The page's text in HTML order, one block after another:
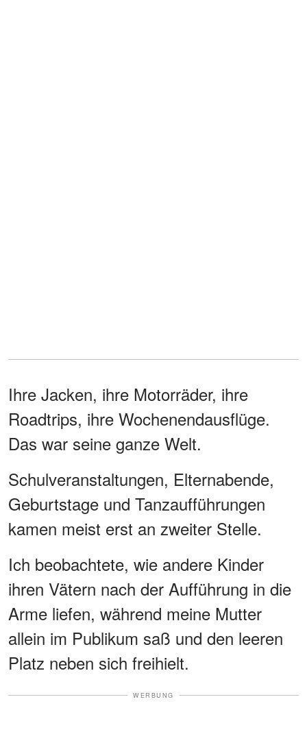
Ihre Jacken, ihre Motorräder, ihre
Roadtrips, ihre Wochenendausflüge.
Das war seine ganze Welt.
Schulveranstaltungen, Elternabende,
Geburtstage und Tanzaufführungen
kamen meist erst an zweiter Stelle.
Ich beobachtete, wie andere Kinder
ihren Vätern nach der Aufführung in die
Arme liefen, während meine Mutter
allein im Publikum saß und den leeren
Platz neben sich freihielt.
WERBUNG